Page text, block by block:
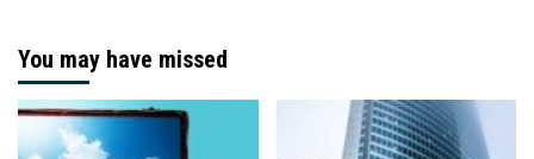
You may have missed